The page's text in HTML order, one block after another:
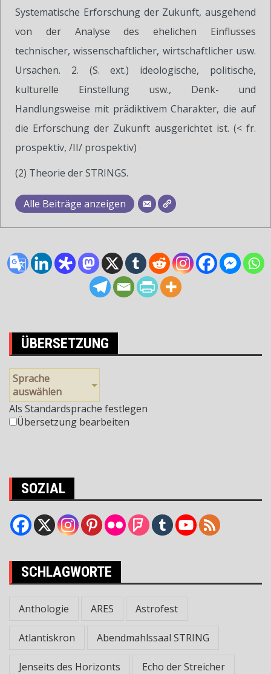
Systematische Erforschung der Zukunft, ausgehend
von der Analyse des ehelichen Einflusses
technischer, wissenschaftlicher, wirtschaftlicher usw.
Ursachen. 2. (S. ext.) ideologische, politische,
kulturelle Einstellung usw., Denk- und
Handlungsweise mit prädiktivem Charakter, die auf
die Erforschung der Zukunft ausgerichtet ist. (< fr.
prospektiv, /II/ prospektiv)
(2) Theorie der STRINGS.
Alle Beiträge anzeigen
ÜBERSETZUNG
Sprache
auswählen
Als Standardsprache festlegen
Übersetzung bearbeiten
SOZIAL
SCHLAGWORTE
Anthologie ARES Astrofest
Atlantiskron Abendmahlssaal STRING
Jenseits des Horizonts Echo der Streicher